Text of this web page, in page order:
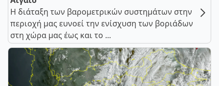
Η διάταξη των βαρομετρικών συστημάτων στην
περιοχή μας ευνοεί την ενίσχυση των βοριάδων
στη χώρα μας έως και το ...